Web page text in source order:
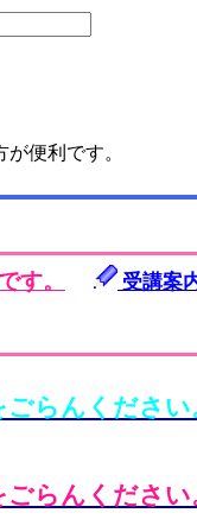
便利です。
す。 受講案
らんください
らんください